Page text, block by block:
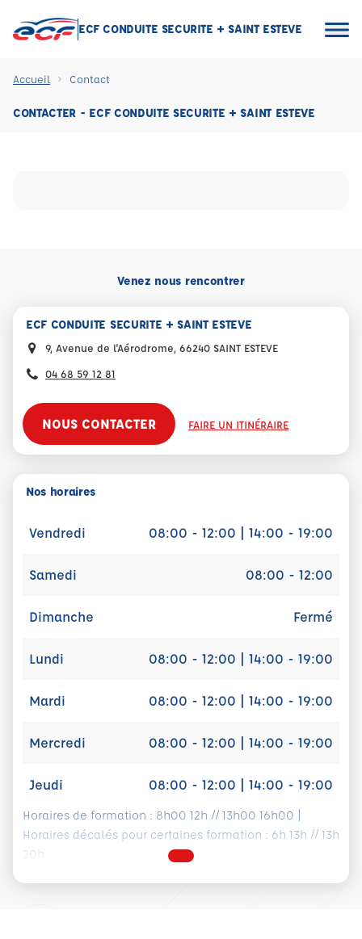
ECF CONDUITE SECURITE + SAINT ESTEVE
Accueil Contact
CONTACTER - ECF CONDUITE SECURITE + SAINT ESTEVE
Venez nous rencontrer
ECF CONDUITE SECURITE + SAINT ESTEVE
9, Avenue de l'Aérodrome, 66240 SAINT ESTEVE
04 68 59 12 81
NOUS CONTACTER FAIRE UN ITINÉRAIRE
Nos horaires
Vendredi 08:00 - 12:00 | 14:00 - 19:00
Samedi 08:00 - 12:00
Dimanche Fermé
Lundi 08:00 - 12:00 | 14:00 - 19:00
Mardi 08:00 - 12:00 | 14:00 - 19:00
Mercredi 08:00 - 12:00 | 14:00 - 19:00
Jeudi 08:00 - 12:00 | 14:00 - 19:00
Horaires de formation : 8h00 12h // 13h00 16h00 |
Horaires décalés pour certaines formation : 6h 13h // 13h
20h.